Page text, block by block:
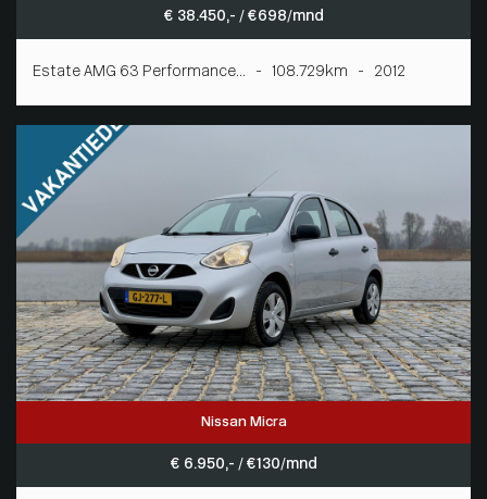
€ 38.450,- / € 698/mnd
Estate AMG 63 Performance... - 108.729km - 2012
Nissan Micra
€ 6.950,- / € 130/mnd